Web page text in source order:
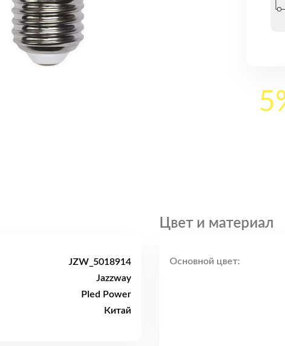
JZW_5018914
Jazzway
Pled Power
Китай
Цвет и материал
Основной цвет: